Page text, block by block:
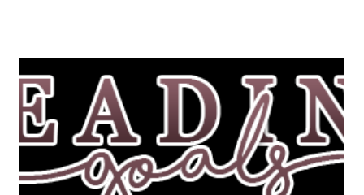
riguarda i suoi romanzi thriller. Per il momento sono
troppo fissata con questo genere ma ho letto pochi libri
thriller e vorrei davvero iniziarne qualcuno. Attraverso il
fuoco - Josephine Angeline \\ 19 settembre. Qualsiasi
libro cita anche soltanto "Salem" deve essere
assolutamente mio. Sono affascinata dalla storia delle